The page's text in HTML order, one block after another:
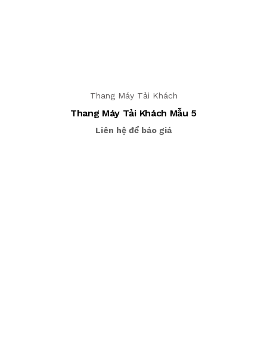
Thang Máy Tải Khách
Thang Máy Tải Khách Mẫu 5
Liên hệ để báo giá